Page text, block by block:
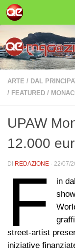
Salta al contenuto
ARTE / DAL
/ FEATURED /
UPAW
12.000
DI REDAZIONE · 22/07/
F
in
street-artist
iniziative